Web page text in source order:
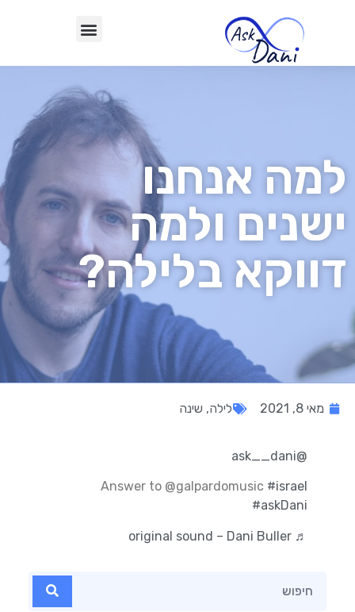
למה אנחנו
ישנים ולמה
דווקא בלילה?
מאי 8, 2021 לילה, שינה
@ask__dani
Answer to @galpardomusic #israel
#askDani
♬ original sound – Dani Buller